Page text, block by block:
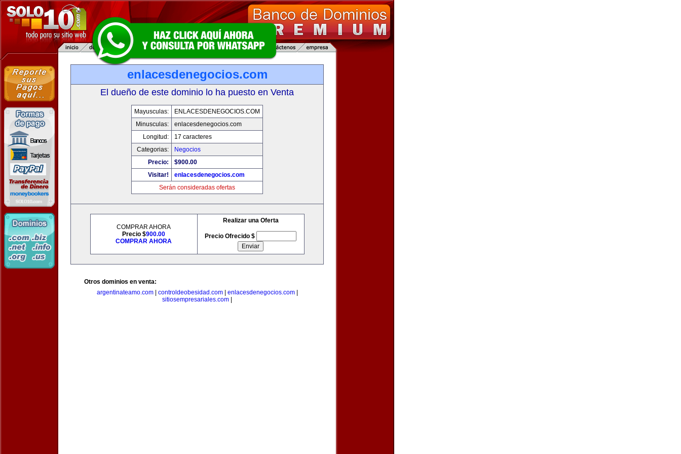
enlacesdenegocios.com
El dueño de este dominio lo ha puesto en Venta
Mayusculas:
ENLACESDENEGOCIOS.COM
Minusculas:
enlacesdenegocios.com
Longitud:
17 caracteres
Categorias:
Negocios
Precio:
$900.00
Visitar!
enlacesdenegocios.com
Serán consideradas ofertas
COMPRAR AHORA
Precio $900.00
COMPRAR AHORA
Realizar una Oferta
Precio Ofrecido $
Otros dominios en venta:
argentinateamo.com| controldeobesidad.com| enlacesdenegocios.com|
sitiosempresariales.com